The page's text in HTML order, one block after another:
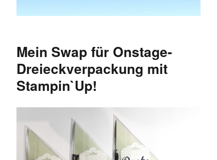
Mein Swap für Onstage-
Dreieckverpackung mit
Stampin`Up!